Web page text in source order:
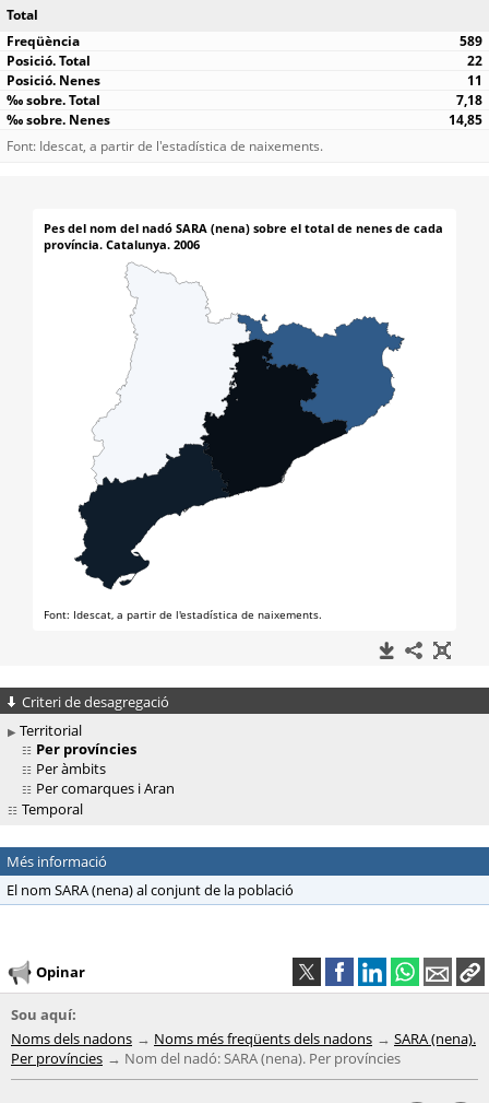
Total
589
22
11
7,18
14,85
Font: Idescat, a partir de l'estadística de naixements.
Criteri de desagregació
Territorial
Per províncies
Per àmbits
Per comarques i Aran
Temporal
Més informació
El nom SARA (nena) al conjunt de la població
Opinar
Sou aquí:
Noms dels nadons
Noms més freqüents dels nadons
SARA (nena).
Per províncies
Nom del nadó: SARA (nena). Per províncies